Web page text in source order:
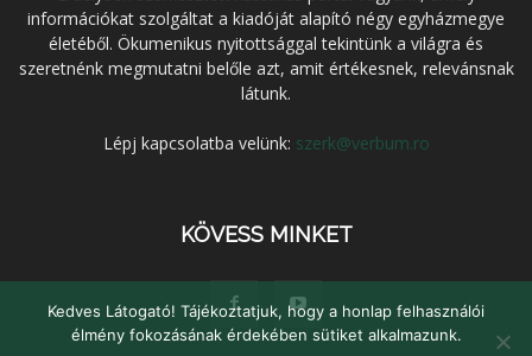
információkat szolgáltat a kiadóját alapító négy egyházmegye
életéből. Ökumenikus nyitottsággal tekintünk a világra és
szeretnénk megmutatni belőle azt, amit értékesnek, relevánsnak
látunk.
Lépj kapcsolatba velünk: szerk@verbum.ro
KÖVESS MINKET
Kedves Látogató! Tájékoztatjuk, hogy a honlap felhasználói
élmény fokozásának érdekében sütiket alkalmazunk.